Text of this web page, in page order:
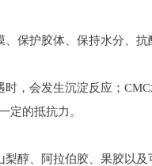
护胶体、保持水分、抗
会发生沉淀反应；
定的抵抗力。
、阿拉伯胶、果胶以